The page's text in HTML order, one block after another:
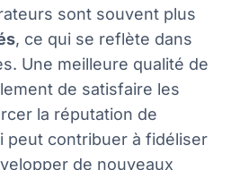
sont souvent plus
, ce qui se reflète dans
Une meilleure qualité de
de satisfaire les
la réputation de
peut contribuer à fidéliser
de nouveaux